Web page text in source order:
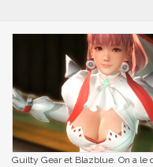
Guilty Gear et Blazblue. On a le